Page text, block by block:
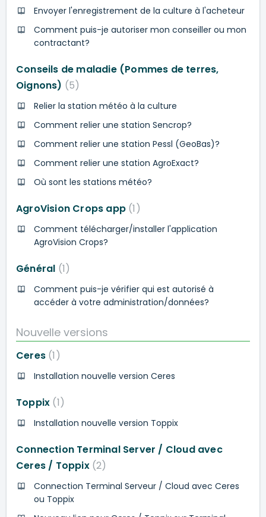
Envoyer l'enregistrement de la culture à l'acheteur
Comment puis-je autoriser mon conseiller ou mon
contractant?
Conseils de maladie (Pommes de terres,
Oignons)
5
Relier la station météo à la culture
Comment relier une station Sencrop?
Comment relier une station Pessl (GeoBas)?
Comment relier une station AgroExact?
Où sont les stations météo?
AgroVision Crops app 1
Comment télécharger/installer l'application
AgroVision Crops?
Général 1
Comment puis-je vérifier qui est autorisé à
accéder à votre administration/données?
Nouvelle versions
Ceres 1
Installation nouvelle version Ceres
Toppix 1
Installation nouvelle version Toppix
Connection Terminal Server / Cloud avec
Ceres / Toppix 2
Connection Terminal Serveur / Cloud avec Ceres
ou Toppix